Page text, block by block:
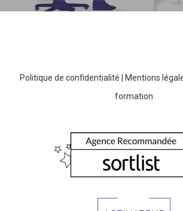
Politique de confidentialité Mentions
formation